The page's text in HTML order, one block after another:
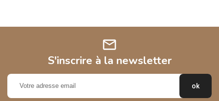
mail
S'inscrire à la newsletter